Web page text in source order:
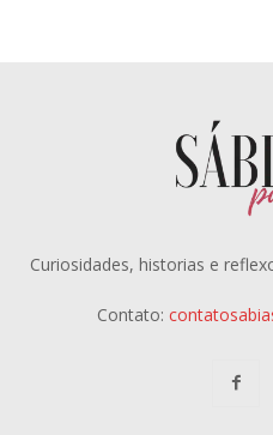
Curiosidades, historias e
Contato: